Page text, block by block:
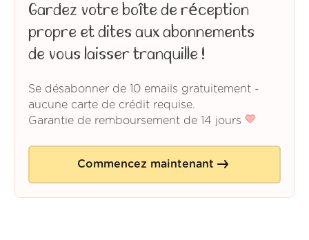
Gardez votre boîte de réception
propre et dites aux abonnements
de vous laisser tranquille !
Se désabonner de 10 emails gratuitement -
aucune carte de crédit requise.
Garantie de remboursement de 14 jours
Commencez maintenant